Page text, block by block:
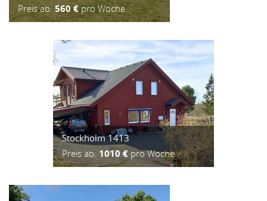
Preis ab: 560 €pro Woche
Stockholm 1413
Preis ab: 1010 € pro Woche